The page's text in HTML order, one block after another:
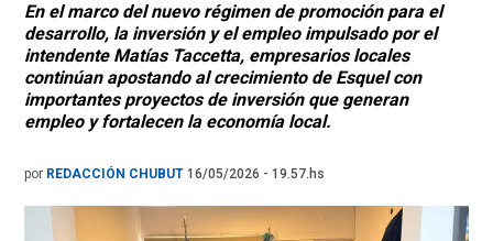
En el marco del nuevo régimen de promoción para el
desarrollo, la inversión y el empleo impulsado por el
intendente Matías Taccetta, empresarios locales
continúan apostando al crecimiento de Esquel con
importantes proyectos de inversión que generan
empleo y fortalecen la economía local.
por REDACCIÓN CHUBUT 16/05/2026 - 19.57.hs